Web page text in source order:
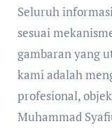
Seluruh
sesuai
gambaran yang
kami adalah
profesional,
Muhammad